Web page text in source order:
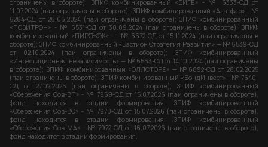
ограничены в обороте); ЗПИФ комбинированный «БИГЕ» - № 6333-СД от
11.07.2024 (паи ограничены в обороте); ЗПИФ комбинированный «Алатфар» - №
6284-СД от 26.06.2024 (паи ограничены в обороте); ЗПИФ комбинированный
«ПОЗИТРОН» - № 6531-СД от 30.09.2024 (паи ограничены в обороте); ЗПИФ
комбинированный «ПИРОЖОК» — № 6672-СД от 15.11.2024 (паи ограничены в
обороте); ЗПИФ комбинированный «Бастион Стратегия Развития» — № 6539-СД
от 02.10.2024 (паи ограничены в обороте); ЗПИФ комбинированный
«Инвестиционная независимость» — № 6563-СД от 14.10.2024 (паи ограничены
в обороте); ЗПИФ комбинированный «ОЛЛСТОРЕ» — №6892-СД от 28.02.2025
(паи ограничены в обороте); ЗПИФ комбинированный «БондИнвест» - № 7640-
СД от 27.02.2026 (паи ограничены в обороте); ЗПИФ комбинированный
«Сбережения Сов-ВП» - № 7969-СД от 15.07.2026 (паи ограничены в обороте),
фонд находится в стадии формирования; ЗПИФ комбинированный
«Сбережения Сов-ВС» - № 7970-СД от 15.07.2026 (паи ограничены в обороте),
фонд находится в стадии формирования; ЗПИФ комбинированный
«Сбережения Сов-МА» - № 7972-СД от 16.07.2026 (паи ограничены в обороте),
фонд находится в стадии формирования.